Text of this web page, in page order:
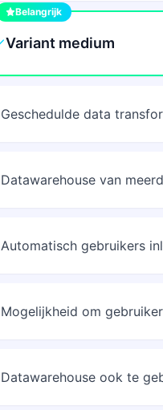
Belangrijk
Variant medium
Geschedulde data
Datawarehouse van
Automatisch gebruikers
Mogelijkheid om
Datawarehouse ook te